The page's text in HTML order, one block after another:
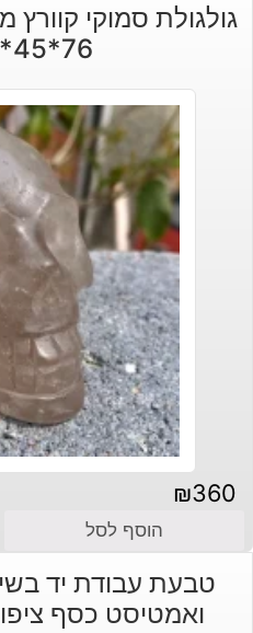
76*45*57 מ"מ
₪360
הוסף לסל
טבעת עבודת יד
ואמטיסט כסף